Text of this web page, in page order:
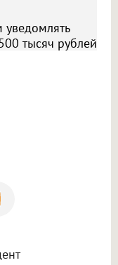
тысяч рублей